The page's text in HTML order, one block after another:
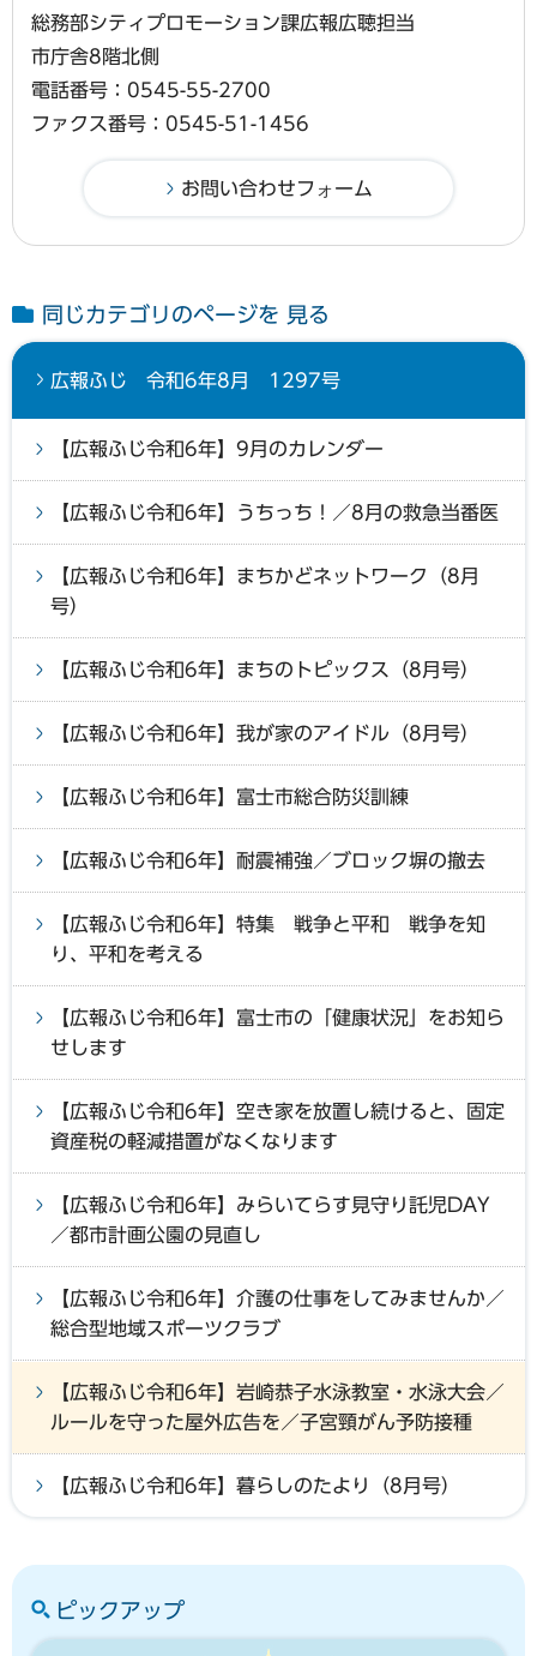
総務部シティプロモーション課広報広聴担当
市庁舎8階北側
電話番号：0545-55-2700
ファクス番号：0545-51-1456
同じカテゴリのページを 見る
広報ふじ 令和6年8月 1297号
【広報ふじ令和6年】9月のカレンダー
【広報ふじ令和6年】うちっち！／8月の救急当番医
【広報ふじ令和6年】まちかどネットワーク（8月
号）
【広報ふじ令和6年】まちのトピックス（8月号）
【広報ふじ令和6年】我が家のアイドル（8月号）
【広報ふじ令和6年】富士市総合防災訓練
【広報ふじ令和6年】耐震補強／ブロック塀の撤去
【広報ふじ令和6年】特集 戦争と平和 戦争を知
り、平和を考える
【広報ふじ令和6年】富士市の「健康状況」をお知ら
せします
【広報ふじ令和6年】空き家を放置し続けると、固定
資産税の軽減措置がなくなります
【広報ふじ令和6年】みらいてらす見守り託児DAY
／都市計画公園の見直し
【広報ふじ令和6年】介護の仕事をしてみませんか／
総合型地域スポーツクラブ
【広報ふじ令和6年】岩崎恭子水泳教室・水泳大会／
ルールを守った屋外広告を／子宮頸がん予防接種
【広報ふじ令和6年】暮らしのたより（8月号）
ピックアップ